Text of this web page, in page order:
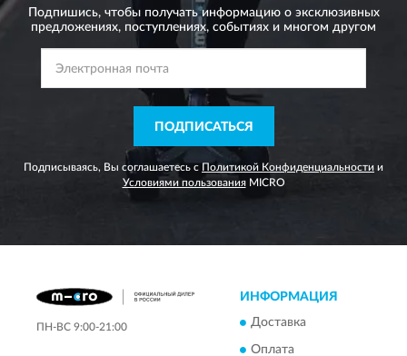
Подпишись, чтобы получать информацию о эксклюзивных
предложениях, поступлениях, событиях и многом другом
ПОДПИСАТЬСЯ
Подписываясь, Вы соглашаетесь с Политикой Конфиденциальности и
Условиями пользованияMICRO
ПН-ВС 9:00-21:00
ИНФОРМАЦИЯ
Доставка
Оплата